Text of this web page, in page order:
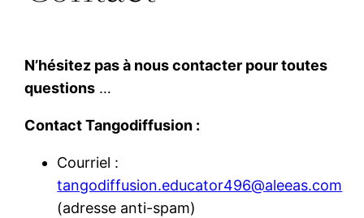
N’hésitez pas à nous contacter pour toutes
questions …
Contact Tangodiffusion :
Courriel :
tangodiffusion.educator496@aleeas.com
(adresse anti-spam)